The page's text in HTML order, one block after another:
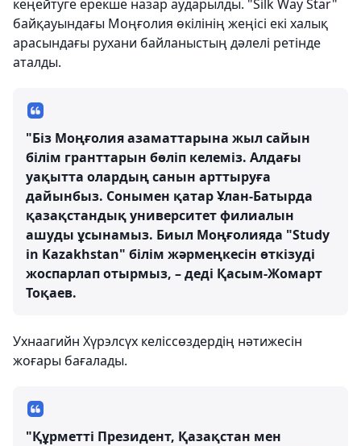
кеңейтуге ерекше назар аударылды. "Silk Way Star"
байқауындағы Моңғолия өкілінің жеңісі екі халық
арасындағы рухани байланыстың дәлелі ретінде
аталды.
"Біз Моңғолия азаматтарына жыл сайын
білім гранттарын бөліп келеміз. Алдағы
уақытта олардың санын арттыруға
дайынбыз. Сонымен қатар Ұлан-Батырда
қазақстандық университет филиалын
ашуды ұсынамыз. Биыл Моңғолияда "Study
in Kazakhstan" білім жәрмеңкесін өткізуді
жоспарлап отырмыз, – деді Қасым-Жомарт
Тоқаев.
Ухнаагийн Хүрэлсүх келіссөздердің нәтижесін
жоғары бағалады.
"Құрметті Президент, Қазақстан мен